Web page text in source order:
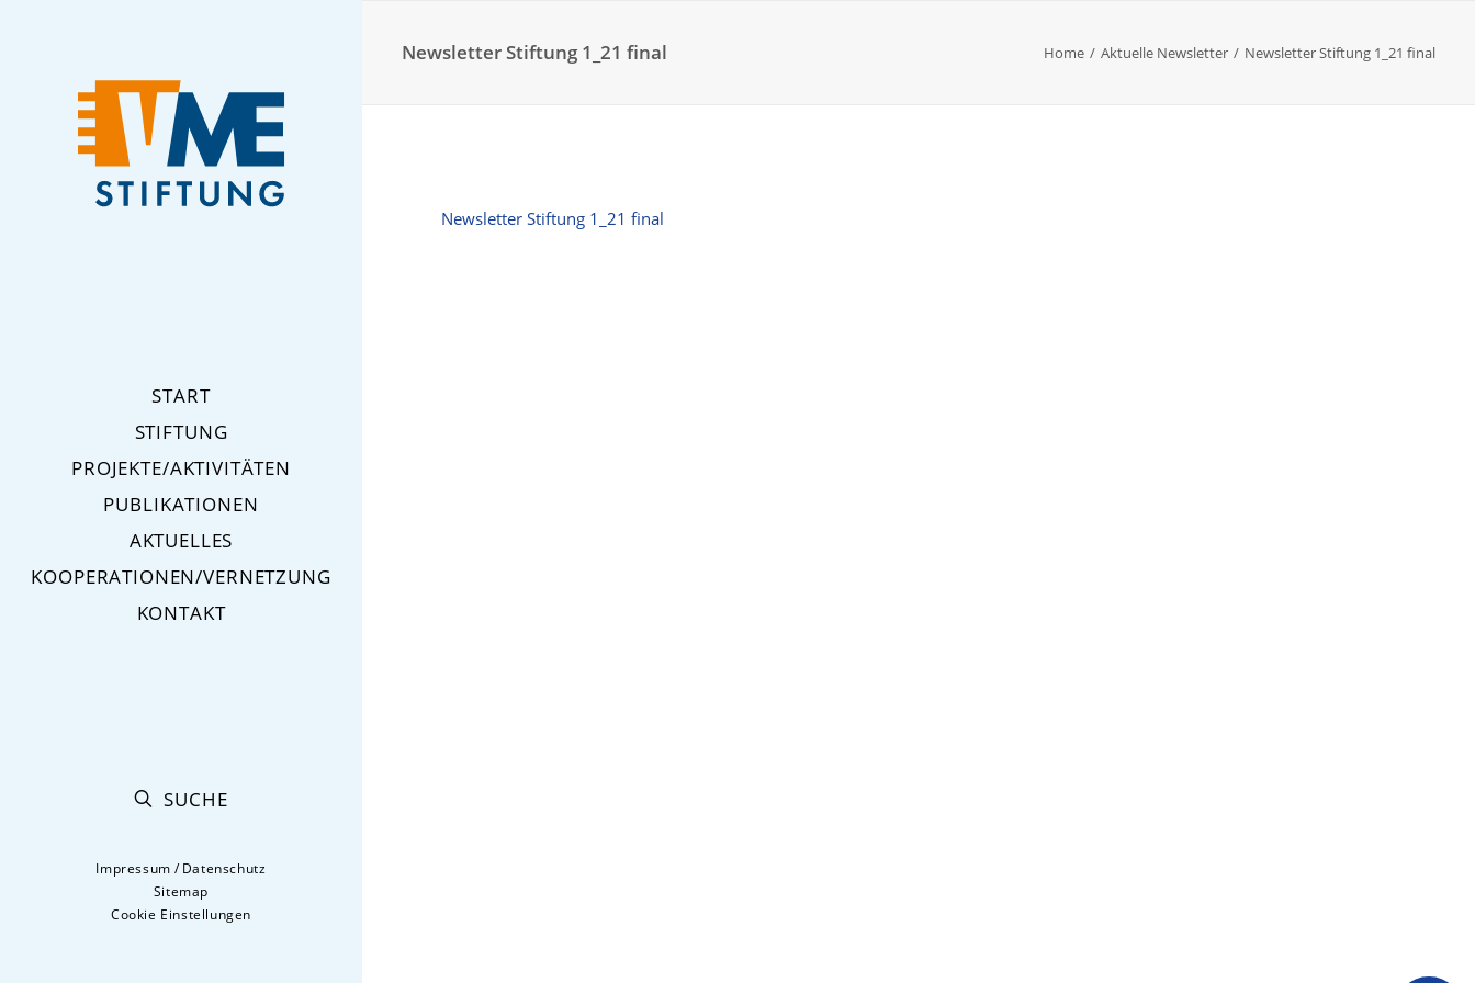
START
STIFTUNG
PROJEKTE/AKTIVITÄTEN
PUBLIKATIONEN
AKTUELLES
KOOPERATIONEN/VERNETZUNG
KONTAKT
SUCHE
Impressum /Datenschutz
Sitemap
Cookie Einstellungen
Newsletter Stiftung 1_21 final Home Aktuelle Newsletter Newsletter Stiftung 1_21 final
Newsletter Stiftung 1_21 final